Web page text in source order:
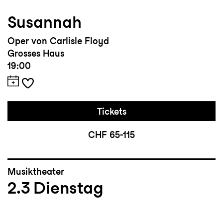
Susannah
Oper von Carlisle Floyd
Grosses Haus
19:00
Tickets
CHF 65-115
Musiktheater
2.3 Dienstag